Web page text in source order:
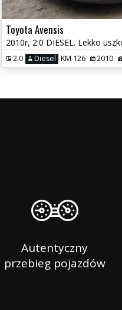
Toyota Avensis
2.0 Diesel KM 126 2010
Autentyczny
przebieg pojazdów